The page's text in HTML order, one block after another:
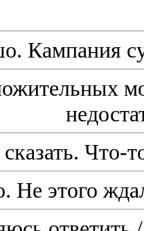
Кампания
Что-
Не этого